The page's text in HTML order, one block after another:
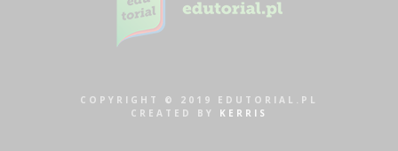
COPYRIGHT © 2019 EDUTORIAL.PL
CREATED BY KERRIS